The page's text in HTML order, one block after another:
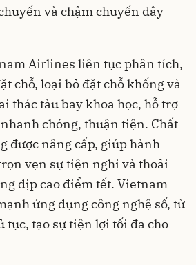
và chậm chuyến dây
Airlines liên tục phân tích,
chỗ, loại bỏ đặt chỗ khống và
thác tàu bay khoa học, hỗ trợ
chóng, thuận tiện. Chất
được nâng cấp, giúp hành
vẹn sự tiện nghi và thoải
dịp cao điểm tết. Vietnam
ứng dụng công nghệ số, từ
tục, tạo sự tiện lợi tối đa cho